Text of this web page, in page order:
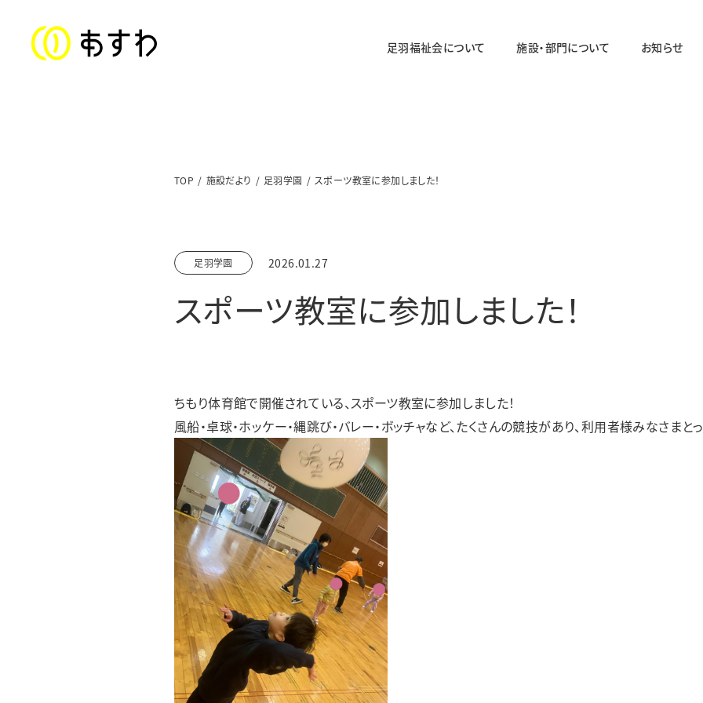
足羽福祉会について 施設・部門について
足羽東こども園 足羽学園
フレンズどれみ
パステル スマイル
足羽更生園
お知らせ
TOP 施設だより 足羽学園 スポーツ教室に参加しました！
足羽学園 2026.01.27
スポーツ教室に参加しました！
ちもり体育館で開催されている、スポーツ教室に参加しました！
風船・卓球・ホッケー・縄跳び・バレー・ボッチャなど、たくさんの競技があり、利用者様みなさまと